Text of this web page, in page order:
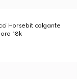
Horsebit colgante
18k